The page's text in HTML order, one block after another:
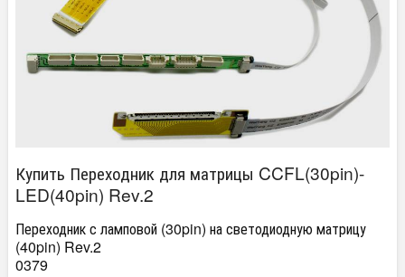
Купить Переходник для матрицы CCFL(30pin)-
LED(40pin) Rev.2
Переходник с ламповой (30pin) на светодиодную матрицу
(40pin) Rev.2
0379